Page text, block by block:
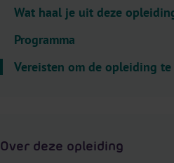
Wat haal je uit deze
Programma
Vereisten om de opleiding
Over deze opleiding